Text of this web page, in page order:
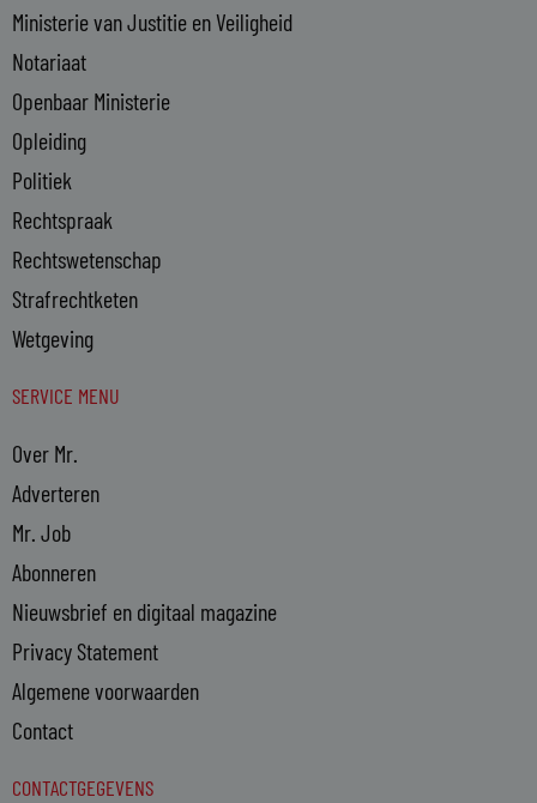
Ministerie van Justitie en Veiligheid
Notariaat
Openbaar Ministerie
Opleiding
Politiek
Rechtspraak
Rechtswetenschap
Strafrechtketen
Wetgeving
SERVICE MENU
Over Mr.
Adverteren
Mr. Job
Abonneren
Nieuwsbrief en digitaal magazine
Privacy Statement
Algemene voorwaarden
Contact
CONTACTGEGEVENS